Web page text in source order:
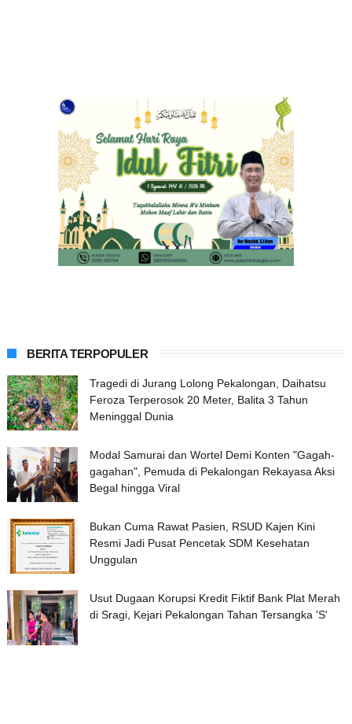
BERITA TERPOPULER
Tragedi di Jurang Lolong Pekalongan, Daihatsu
Feroza Terperosok 20 Meter, Balita 3 Tahun
Meninggal Dunia
Modal Samurai dan Wortel Demi Konten "Gagah-
gagahan", Pemuda di Pekalongan Rekayasa Aksi
Begal hingga Viral
Bukan Cuma Rawat Pasien, RSUD Kajen Kini
Resmi Jadi Pusat Pencetak SDM Kesehatan
Unggulan
Usut Dugaan Korupsi Kredit Fiktif Bank Plat Merah
di Sragi, Kejari Pekalongan Tahan Tersangka 'S'